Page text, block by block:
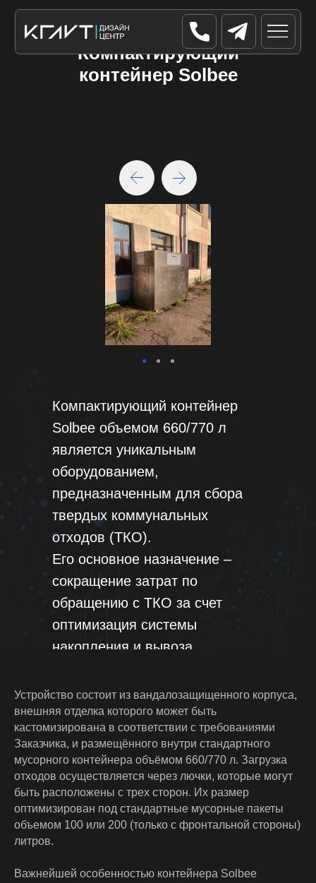
Компактирующий
контейнер Solbee
Компактирующий контейнер
Solbee объемом 660/770 л
является уникальным
оборудованием,
предназначенным для сбора
твердых коммунальных
отходов (ТКО).
Его основное назначение –
сокращение затрат по
обращению с ТКО за счет
оптимизация системы
накопления и вывоза.
Проект реализован совместно с
нашим партнером СОЛБИ:
http://solbee.ru/
Устройство состоит из вандалозащищенного корпуса,
внешняя отделка которого может быть
кастомизирована в соответствии с требованиями
Заказчика, и размещённого внутри стандартного
мусорного контейнера объёмом 660/770 л. Загрузка
отходов осуществляется через лючки, которые могут
быть расположены с трех сторон. Их размер
оптимизирован под стандартные мусорные пакеты
объемом 100 или 200 (только с фронтальной стороны)
литров.
Важнейшей особенностью контейнера Solbee